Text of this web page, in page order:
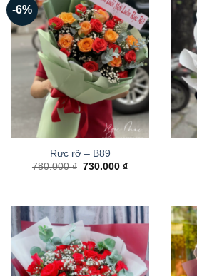
-6%
Rực rỡ – B89
780.000₫ Giá
730.000₫Giá